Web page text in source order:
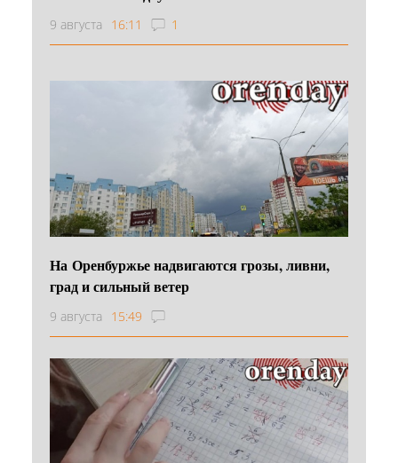
9 августа 16:11 1
На Оренбуржье надвигаются грозы, ливни,
град и сильный ветер
9 августа 15:49